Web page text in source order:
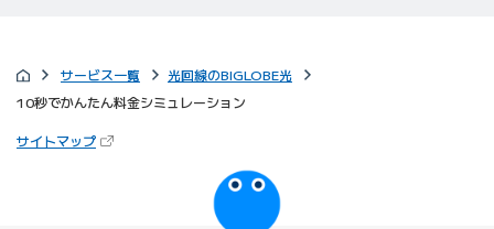
サービス一覧
光回線のBIGLOBE光
10秒でかんたん料金シミュレーション
サイトマップ（新しいタブで開きます）
びっぷるのページ